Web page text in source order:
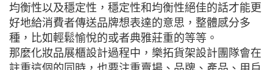
均衡性以及穩定性，穩定性和均衡性絕佳的話才能更
好地給消費者傳送品牌想表達的意思，整體感分多
種，比如輕鬆愉悅的或者典雅莊重的等等。
那麼化妝品展櫃設計過程中，樂拓貨架設計團隊會在